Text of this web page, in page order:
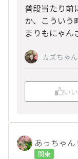
普段当たり前
か、こういう
まりもにゃん
カズちゃん
い
あっちゃん
関東